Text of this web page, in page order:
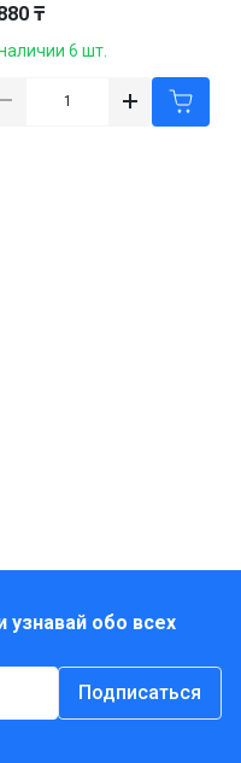
мл
₸
6 шт.
узнавай обо всех
Подписаться